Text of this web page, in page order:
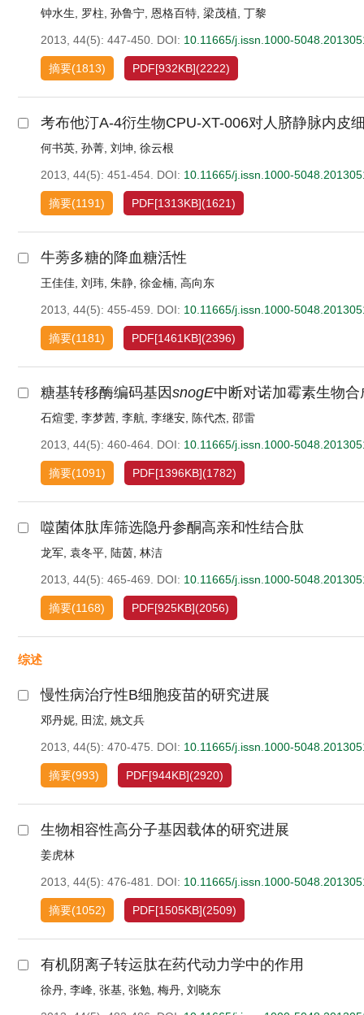
钟水生 罗柱 孙鲁宁 恩格百特 梁茂植 丁黎
2013, 44(5): 447-450. DOI: 10.11665/j.issn.1000-
摘要(1813) PDF[932KB](2222)
考布他汀A-4衍生物CPU-XT-006对人脐静脉内皮
何书英 孙菁 刘坤 徐云根
2013, 44(5): 451-454. DOI: 10.11665/j.issn.1000-
摘要(1191) PDF[1313KB](1621)
牛蒡多糖的降血糖活性
王佳佳 刘玮 朱静 徐金楠 高向东
2013, 44(5): 455-459. DOI: 10.11665/j.issn.1000-
摘要(1181) PDF[1461KB](2396)
糖基转移酶编码基因snogE中断对诺加霉素生物合
石煊雯 李梦茜 李航 李继安 陈代杰 邵雷
2013, 44(5): 460-464. DOI: 10.11665/j.issn.1000-
摘要(1091) PDF[1396KB](1782)
噬菌体肽库筛选隐丹参酮高亲和性结合肽
龙军 袁冬平 陆茵 林洁
2013, 44(5): 465-469. DOI: 10.11665/j.issn.1000-
摘要(1168) PDF[925KB](2056)
综述
慢性病治疗性B细胞疫苗的研究进展
邓丹妮 田浤 姚文兵
2013, 44(5): 470-475. DOI: 10.11665/j.issn.1000-
摘要(993) PDF[944KB](2920)
生物相容性高分子基因载体的研究进展
姜虎林
2013, 44(5): 476-481. DOI: 10.11665/j.issn.1000-
摘要(1052) PDF[1505KB](2509)
有机阴离子转运肽在药代动力学中的作用
徐丹 李峰 张基 张勉 梅丹 刘晓东